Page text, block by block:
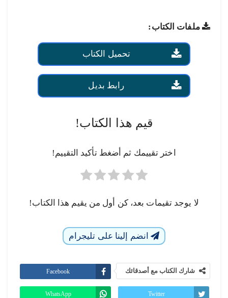
ملفات الكتاب:
تحميل الكتاب
رابط بديل
قيم هذا الكتاب!
اختر تقييمك ثم أضغط تأكيد التقييم!
لا يوجد تقيمات بعد، كن أول من يقيم هذا الكتاب!
انضم إلينا على تليجرام
شارك الكتاب مع أصدقائك Facebook
Twitter
WhatsApp